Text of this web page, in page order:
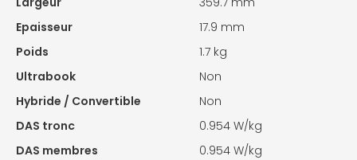
Epaisseur
17.9 mm
Poids
1.7 kg
Ultrabook
Non
Hybride / Convertible
Non
DAS tronc
0.954 W/kg
DAS membres
0.954 W/kg